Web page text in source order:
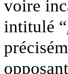
voire
intitulé “